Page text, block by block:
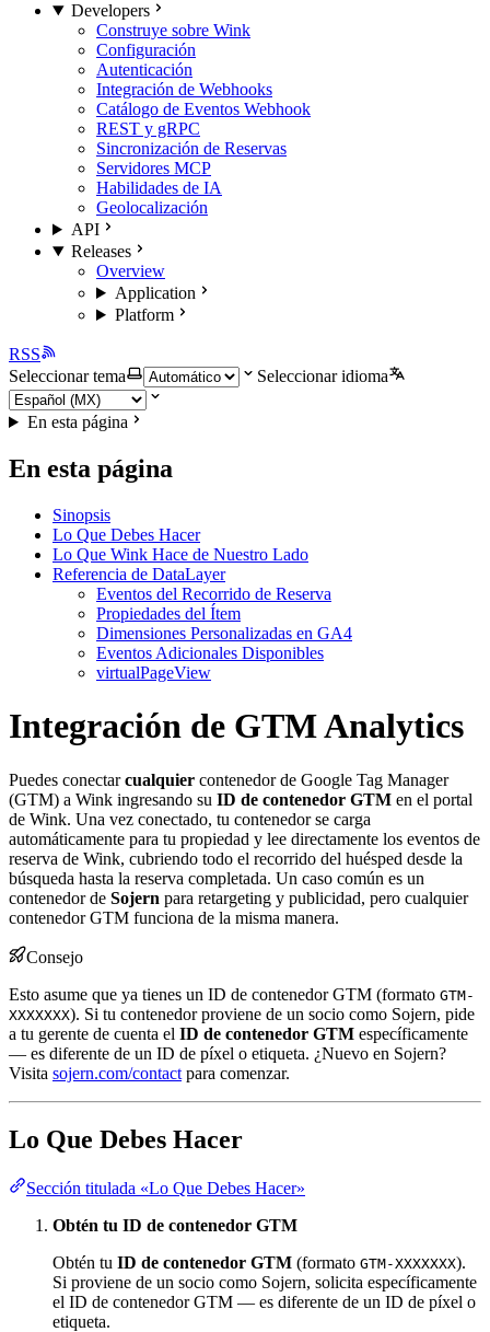
Developers
Construye sobre Wink
Configuración
Autenticación
Integración de Webhooks
Catálogo de Eventos Webhook
REST y gRPC
Sincronización de Reservas
Servidores MCP
Habilidades de IA
Geolocalización
API
Releases
Overview
Application
Platform
RSS
Seleccionar tema
Seleccionar idioma
En esta página
En esta página
Sinopsis
Lo Que Debes Hacer
Lo Que Wink Hace de Nuestro Lado
Referencia de DataLayer
Eventos del Recorrido de Reserva
Propiedades del Ítem
Dimensiones Personalizadas en GA4
Eventos Adicionales Disponibles
virtualPageView
Integración de GTM Analytics
Puedes conectarcualquier contenedor de Google Tag Manager
(GTM) a Wink ingresando su ID de contenedor GTM en el portal
de Wink. Una vez conectado, tu contenedor se carga
automáticamente para tu propiedad y lee directamente los eventos de
reserva de Wink, cubriendo todo el recorrido del huésped desde la
búsqueda hasta la reserva completada. Un caso común es un
contenedor de Sojern para retargeting y publicidad, pero cualquier
contenedor GTM funciona de la misma manera.
Consejo
Esto asume que ya tienes un ID de contenedor GTM (formato GTM-
XXXXXXX). Si tu contenedor proviene de un socio como Sojern, pide
a tu gerente de cuenta el ID de contenedor GTM específicamente
— es diferente de un ID de píxel o etiqueta. ¿Nuevo en Sojern?
Visita sojern.com/contact para comenzar.
Lo Que Debes Hacer
Sección titulada «Lo Que Debes Hacer»
Obtén tu ID de contenedor GTM
Obtén tu ID de contenedor GTM (formato GTM-XXXXXXX).
Si proviene de un socio como Sojern, solicita específicamente
el ID de contenedor GTM — es diferente de un ID de píxel o
etiqueta.